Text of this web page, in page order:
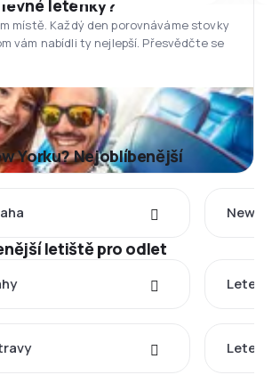
letenky?
místě. Každý den porovnáváme stovky
vám nabídli ty nejlepší. Přesvědčte se
Yorku? Nejoblíbenější
New
letiště pro odlet